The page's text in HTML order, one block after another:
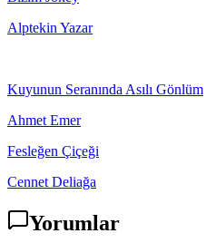
Alptekin Yazar
Kuyunun Seranında Asılı Gönlüm
Ahmet Emer
Fesleğen Çiçeği
Cennet Deliağa
Yorumlar